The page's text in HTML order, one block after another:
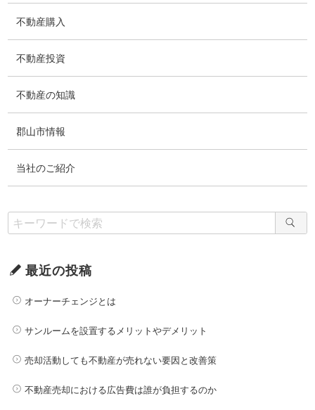
不動産購入
不動産投資
不動産の知識
郡山市情報
当社のご紹介
最近の投稿
オーナーチェンジとは
サンルームを設置するメリットやデメリット
売却活動しても不動産が売れない要因と改善策
不動産売却における広告費は誰が負担するのか